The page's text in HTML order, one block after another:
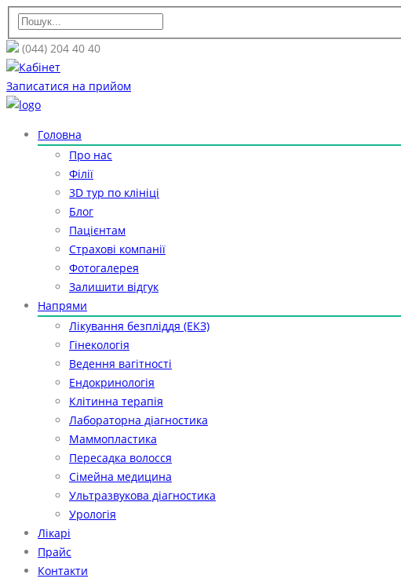
(044) 204 40 40
Кабінет
Записатися на прийом
Головна
Про нас
Філії
3D тур по клініці
Блог
Пацієнтам
Страхові компанії
Фотогалерея
Залишити відгук
Напрями
Лікування безпліддя (ЕКЗ)
Гінекологія
Ведення вагітності
Ендокринологія
Клітинна терапія
Лабораторна діагностика
Маммопластика
Пересадка волосся
Сімейна медицина
Ультразвукова діагностика
Урологія
Лікарі
Прайс
Контакти